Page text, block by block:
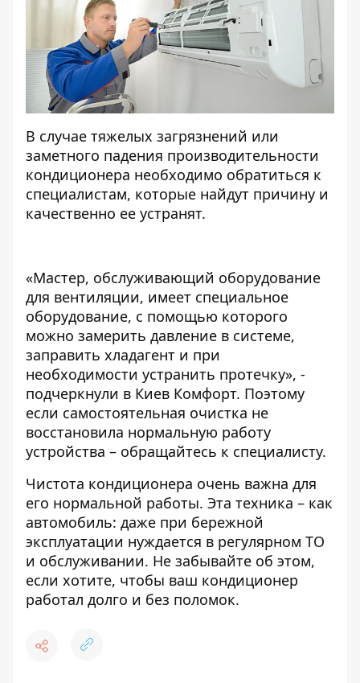
В случае тяжелых загрязнений или
заметного падения производительности
кондиционера необходимо обратиться к
специалистам, которые найдут причину и
качественно ее устранят.
«Мастер, обслуживающий оборудование
для вентиляции, имеет специальное
оборудование, с помощью которого
можно замерить давление в системе,
заправить хладагент и при
необходимости устранить протечку», -
подчеркнули в Киев Комфорт. Поэтому
если самостоятельная очистка не
восстановила нормальную работу
устройства – обращайтесь к специалисту.
Чистота кондиционера очень важна для
его нормальной работы. Эта техника – как
автомобиль: даже при бережной
эксплуатации нуждается в регулярном ТО
и обслуживании. Не забывайте об этом,
если хотите, чтобы ваш кондиционер
работал долго и без поломок.